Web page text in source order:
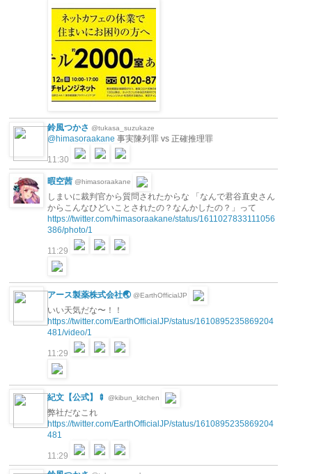
鈴風つかさ @tukasa_suzukaze
@himasoraakane 事実陳列罪 vs 正確推理罪
11:30
暇空茜 @himasoraakane
しまいに裁判官から質問されたからな 「なんで君谷直史さん
からこんなひどいことされたの？なんかしたの？」って
https://twitter.com/himasoraakane/status/1611027833111056
386/photo/1
11:29
アース製薬株式会社🌏 @EarthOfficialJP
いい天気だな〜！！
https://twitter.com/EarthOfficialJP/status/1610895235869204
481/video/1
11:29
紀文【公式】🍢 @kibun_kitchen
弊社だなこれ
https://twitter.com/EarthOfficialJP/status/1610895235869204
481
11:29